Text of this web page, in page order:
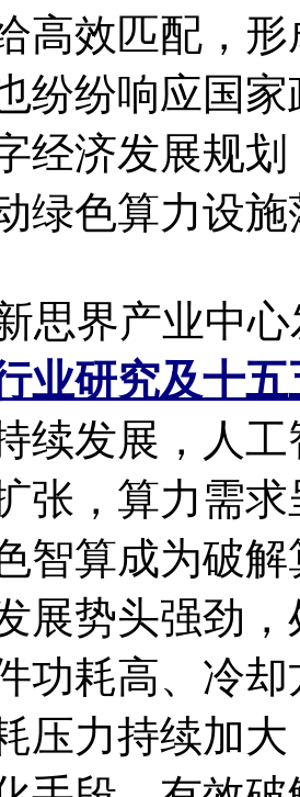
高效匹配，
纷纷响应国
经济发展规
绿色算力设
界产业中心
业研究及十
续发展，人
张，算力需
智算成为破
展势头强劲
功耗高、冷
压力持续加